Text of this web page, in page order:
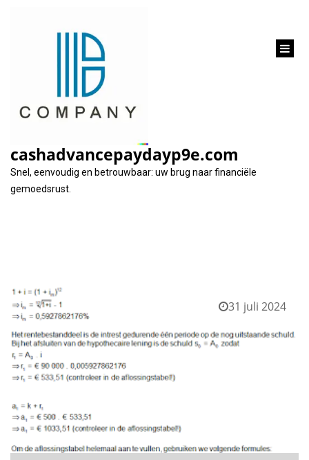
cashadvancepaydayp9e.com
Snel, eenvoudig en betrouwbaar: uw brug naar financiële
gemoedsrust.
Maand:
31 juli 2024